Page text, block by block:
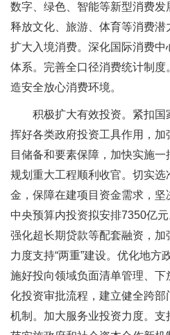
数字、绿色、智能等新型消费发
释放文化、旅游、体育等消费
扩大入境消费。深化国际消费
体系。完善全口径消费统计制
造安全放心消费环境。
积极扩大有效投资。紧扣国
挥好各类政府投资工具作用，
目储备和要素保障，加快实施一
规划重大工程顺利收官。切实
金，保障在建项目资金需求，
中央预算内投资拟安排7350亿
强化超长期贷款等配套融资，
力度支持“两重”建设。优化地方
施好投向领域负面清单管理、
化投资审批流程，建立健全跨
机制。加大服务业投资力度。